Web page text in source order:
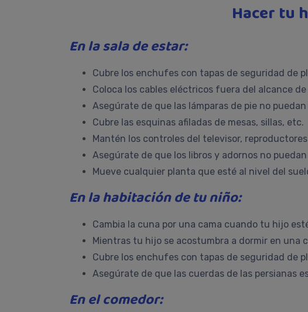
Hacer tu
En la sala de estar:
Cubre los enchufes con tapas de seguridad de
Coloca los cables eléctricos fuera del alcance
Asegúrate de que las lámparas de pie no
Cubre las esquinas afiladas de mesas, sillas, etc.
Mantén los controles del televisor,
Asegúrate de que los libros y adornos no
Mueve cualquier planta que esté al nivel del
En la habitación de tu niño:
Cambia la cuna por una cama cuando tu hijo
Mientras tu hijo se acostumbra a dormir en una
Cubre los enchufes con tapas de seguridad de
Asegúrate de que las cuerdas de las persianas
En el comedor: